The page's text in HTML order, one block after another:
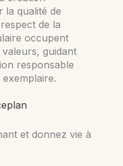
la qualité de
de la
occupent
guidant
responsable
et donnez vie à